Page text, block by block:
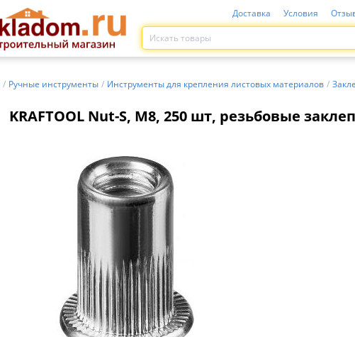
Доставка Условия
/ Ручные инструменты / Инструменты для крепления листовых материалов /
KRAFTOOL Nut-S, М8, 250 шт, резьбовые